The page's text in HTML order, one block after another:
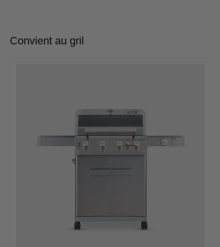
Convient au gril